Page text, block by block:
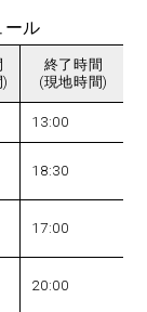
ル
終了時間
(現地時間)
13:00
18:30
17:00
20:00